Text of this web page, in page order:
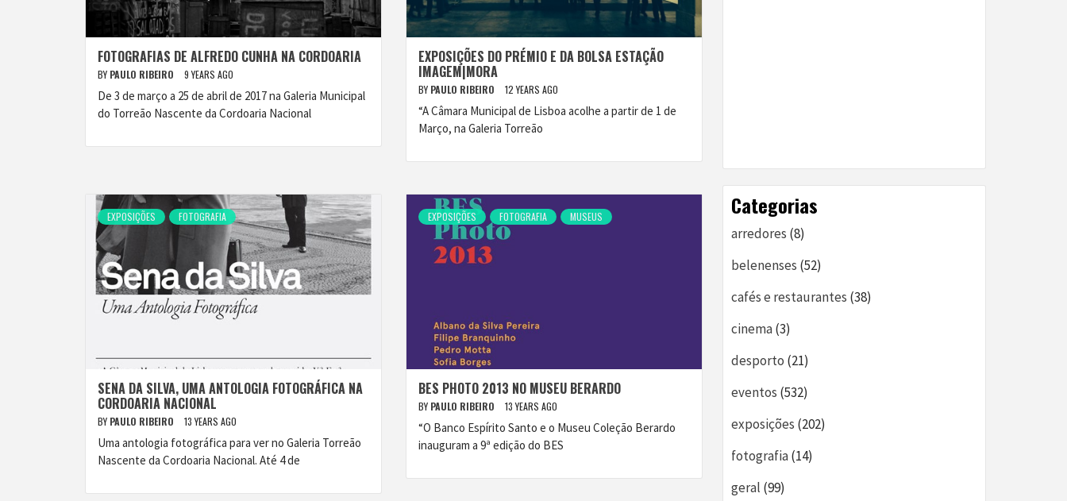
FOTOGRAFIAS DE ALFREDO CUNHA NA CORDOARIA
BY PAULO RIBEIRO 9 YEARS AGO
De 3 de março a 25 de abril de 2017 na Galeria Municipal
do Torreão Nascente da Cordoaria Nacional
EXPOSIÇÕES DO PRÉMIO E DA BOLSA ESTAÇÃO
IMAGEM|MORA
BY PAULO RIBEIRO 12 YEARS AGO
“A Câmara Municipal de Lisboa acolhe a partir de 1 de
Março, na Galeria Torreão
EXPOSIÇÕES FOTOGRAFIA
SENA DA SILVA, UMA ANTOLOGIA FOTOGRÁFICA NA
CORDOARIA NACIONAL
BY PAULO RIBEIRO 13 YEARS AGO
Uma antologia fotográfica para ver no Galeria Torreão
Nascente da Cordoaria Nacional. Até 4 de
EXPOSIÇÕES FOTOGRAFIA MUSEUS
BES PHOTO 2013 NO MUSEU BERARDO
BY PAULO RIBEIRO 13 YEARS AGO
“O Banco Espírito Santo e o Museu Coleção Berardo
inauguram a 9ª edição do BES
Categorias
arredores (8)
belenenses (52)
cafés e restaurantes (38)
cinema(3)
desporto (21)
eventos (532)
exposições (202)
fotografia(14)
geral (99)